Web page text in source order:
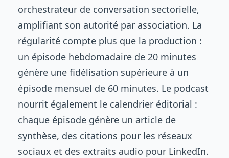
orchestrateur de conversation sectorielle,
amplifiant son autorité par association. La
régularité compte plus que la production :
un épisode hebdomadaire de 20 minutes
génère une fidélisation supérieure à un
épisode mensuel de 60 minutes. Le podcast
nourrit également le calendrier éditorial :
chaque épisode génère un article de
synthèse, des citations pour les réseaux
sociaux et des extraits audio pour LinkedIn.